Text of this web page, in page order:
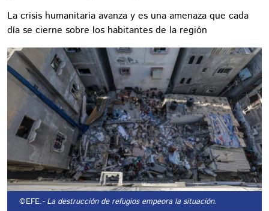
La crisis humanitaria avanza y es una amenaza que cada
día se cierne sobre los habitantes de la región
©EFE.- La destrucción de refugios empeora la situación.